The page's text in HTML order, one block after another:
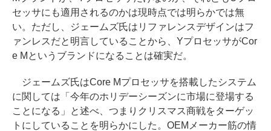
セッサにも適用されるのかは現時点では明らかでは無
い。ただし、ジェームズ氏はリファレンスデザインはフ
ァンレスだと明言していることから、YプロセッサがCor
e Mというブランドになることは確実だ。
ジェームズ氏はCore Mプロセッサを搭載したシステム
に関しては「今年のホリデーシーズンに市場に登場する
ことになる」と述べ、つまりクリスマス商戦をターゲッ
トにしていることを明らかにした。OEMメーカー筋の情